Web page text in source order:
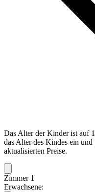
Das Alter der Kinder ist auf
das Alter des Kindes ein
aktualisierten Preise.
Zimmer 1
Erwachsene: